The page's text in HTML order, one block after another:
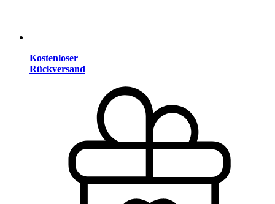
Kostenloser
Rückversand